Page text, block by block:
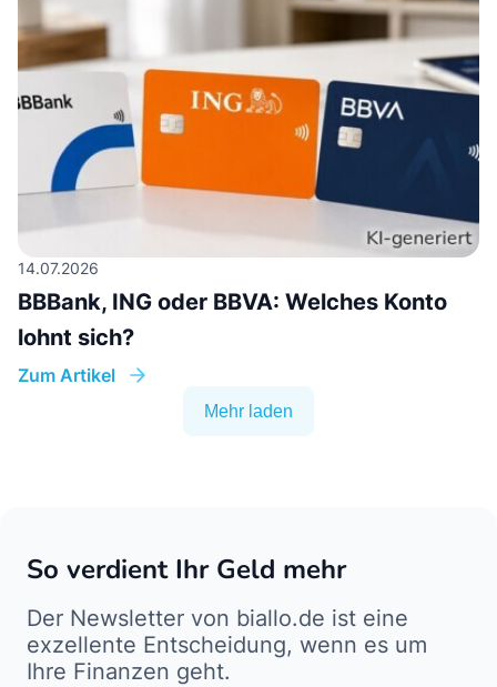
14.07.2026
BBBank, ING oder BBVA: Welches Konto
lohnt sich?
Zum Artikel
Mehr laden
So verdient Ihr Geld mehr
Der Newsletter von biallo.de ist eine
exzellente Entscheidung, wenn es um
Ihre Finanzen geht.